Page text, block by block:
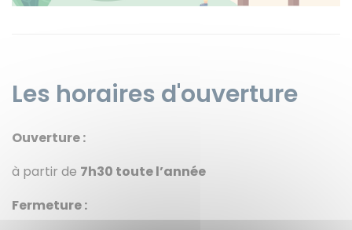
Les horaires d'ouverture
Ouverture :
à partir de 7h30 toute l’année
Fermeture: